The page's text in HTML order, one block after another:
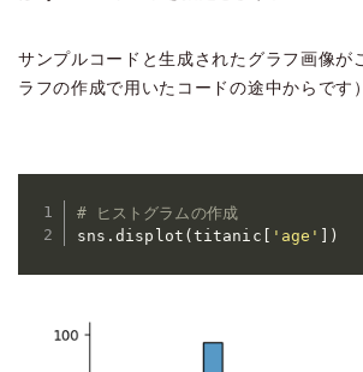
サンプルコードと生成されたグラフ画像が
ラフの作成で用いたコードの途中からです）
# ヒストグラムの作成
sns .displot ( titanic 'age' )